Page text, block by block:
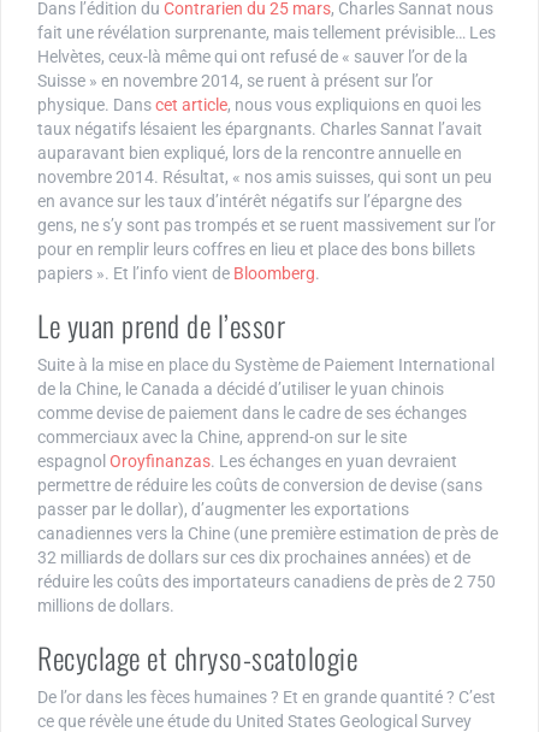
Dans l’édition du Contrarien du 25 mars, Charles Sannat nous
fait une révélation surprenante, mais tellement prévisible… Les
Helvètes, ceux-là même qui ont refusé de « sauver l’or de la
Suisse » en novembre 2014, se ruent à présent sur l’or
physique. Danscet article, nous vous expliquions en quoi les
taux négatifs lésaient les épargnants. Charles Sannat l’avait
auparavant bien expliqué, lors de la rencontre annuelle en
novembre 2014. Résultat, « nos amis suisses, qui sont un peu
en avance sur les taux d’intérêt négatifs sur l’épargne des
gens, ne s’y sont pas trompés et se ruent massivement sur l’or
pour en remplir leurs coffres en lieu et place des bons billets
papiers ». Et l’info vient de Bloomberg.
Le yuan prend de l’essor
Suite à la mise en place du Système de Paiement International
de la Chine, le Canada a décidé d’utiliser le yuan chinois
comme devise de paiement dans le cadre de ses échanges
commerciaux avec la Chine, apprend-on sur le site
espagnol Oroyfinanzas. Les échanges en yuan devraient
permettre de réduire les coûts de conversion de devise (sans
passer par le dollar), d’augmenter les exportations
canadiennes vers la Chine (une première estimation de près de
32 milliards de dollars sur ces dix prochaines années) et de
réduire les coûts des importateurs canadiens de près de 2 750
millions de dollars.
Recyclage et chryso-scatologie
De l’or dans les fèces humaines ? Et en grande quantité ? C’est
ce que révèle une étude du United States Geological Survey